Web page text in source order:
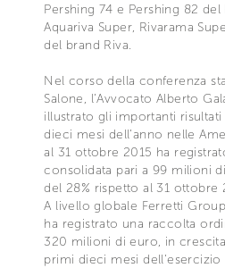
Pershing 74 e Pershing 82
Aquariva Super, Rivarama
del brand Riva.
Nel corso della conferenza
Salone, l’Avvocato Alberto
illustrato gli importanti
dieci mesi dell’anno nelle
al 31 ottobre 2015 ha
consolidata pari a 99 milioni
del 28% rispetto al 31 ottobre
A livello globale Ferretti
ha registrato una raccolta
320 milioni di euro, in
primi dieci mesi dell’esercizio